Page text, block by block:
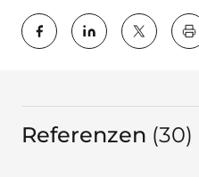
Referenzen 30